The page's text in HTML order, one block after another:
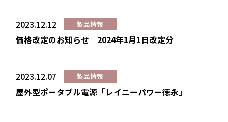
2023.12.12 製品情報
価格改定のお知らせ 2024年1月1日改定分
2023.12.07 製品情報
屋外型ポータブル電源「レイニーパワー徳永」